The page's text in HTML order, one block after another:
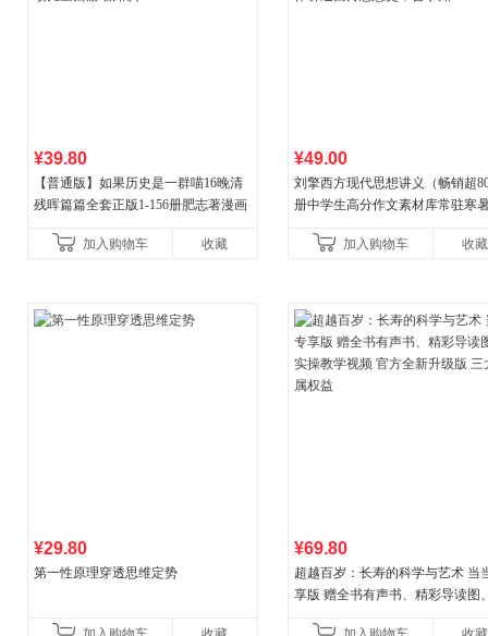
¥39.80
【普通版】如果历史是一群喵16晚清
残晖篇篇全套正版1-156册肥志著漫画
儿童西游喵知识
加入购物车 收藏
¥49.00
刘擎西方现代思想讲义（畅销超
册中学生高分作文素材库常驻寒
讲透西方思想史，哲学知
加入购物车 收藏
¥29.80
第一性原理穿透思维定势
¥69.80
超越百岁：长寿的科学与艺术 当
享版 赠全书有声书、精彩导读图